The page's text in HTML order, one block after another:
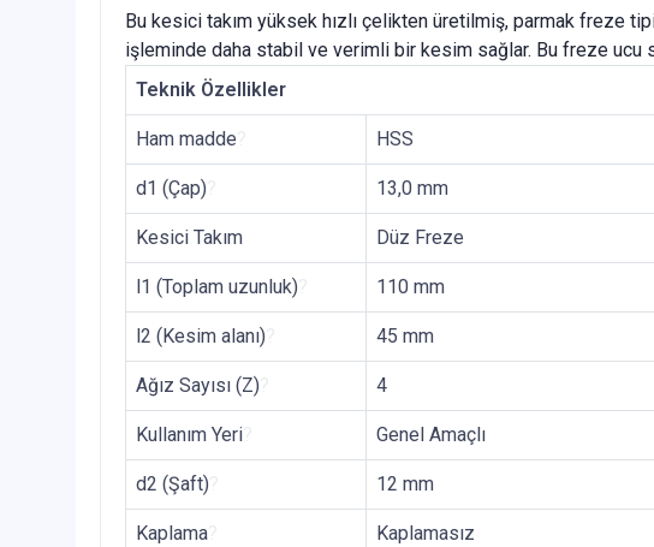
Bu kesici takım yüksek hızlı çelikten üretilmiş, parmak freze
işleminde daha stabil ve verimli bir kesim sağlar. Bu freze
Teknik Özellikler
Ham madde HSS
d1 (Çap) 13,0 mm
Kesici Takım Düz Freze
l1 (Toplam uzunluk) 110 mm
l2 (Kesim alanı) 45 mm
Ağız Sayısı (Z) 4
Kullanım Yeri Genel Amaçlı
d2 (Şaft) 12 mm
Kaplama Kaplamasız